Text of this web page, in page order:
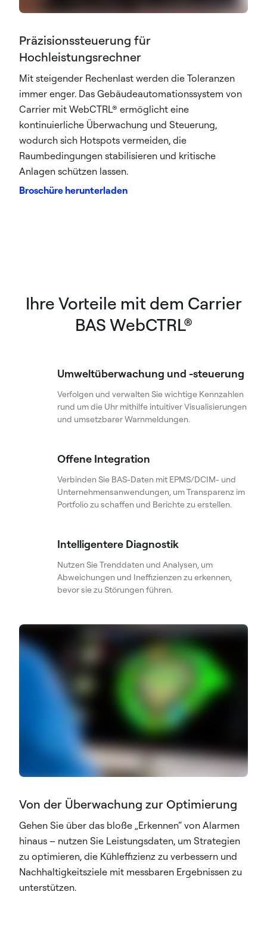
Präzisionssteuerung für
Hochleistungsrechner
Mit steigender Rechenlast werden die Toleranzen
immer enger. Das Gebäudeautomationssystem von
Carrier mit WebCTRL® ermöglicht eine
kontinuierliche Überwachung und Steuerung,
wodurch sich Hotspots vermeiden, die
Raumbedingungen stabilisieren und kritische
Anlagen schützen lassen.
Broschüre herunterladen
Ihre Vorteile mit dem Carrier
BAS WebCTRL®
Umweltüberwachung und -steuerung
Verfolgen und verwalten Sie wichtige Kennzahlen
rund um die Uhr mithilfe intuitiver Visualisierungen
und umsetzbarer Warnmeldungen.
Offene Integration
Verbinden Sie BAS-Daten mit EPMS/DCIM- und
Unternehmensanwendungen, um Transparenz im
Portfolio zu schaffen und Berichte zu erstellen.
Intelligentere Diagnostik
Nutzen Sie Trenddaten und Analysen, um
Abweichungen und Ineffizienzen zu erkennen,
bevor sie zu Störungen führen.
Von der Überwachung zur Optimierung
Gehen Sie über das bloße „Erkennen“ von Alarmen
hinaus – nutzen Sie Leistungsdaten, um Strategien
zu optimieren, die Kühleffizienz zu verbessern und
Nachhaltigkeitsziele mit messbaren Ergebnissen zu
unterstützen.